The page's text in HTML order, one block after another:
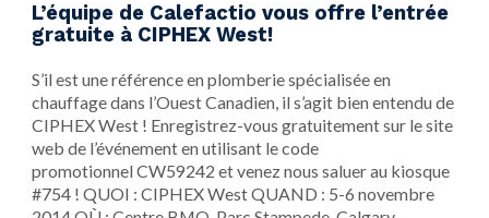
L’équipe de Calefactio vous offre l’entrée
gratuite à CIPHEX West!
​S’il est une référence en plomberie spécialisée en
chauffage dans l’Ouest Canadien, il s’agit bien entendu de
CIPHEX West ! Enregistrez-vous gratuitement sur le site
web de l’événement en utilisant le code
promotionnel CW59242 et venez nous saluer au kiosque
#754 ! QUOI : CIPHEX West QUAND : 5-6 novembre